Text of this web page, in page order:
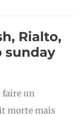
Rialto,
sunday
faire un
morte mais